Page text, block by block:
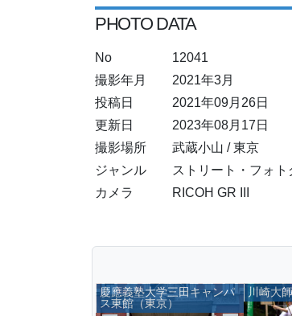
PHOTO DATA
No
12041
撮影年月
2021年3月
投稿日
2021年09月26日
更新日
2023年08月17日
撮影場所
武蔵小山 / 東京
ジャンル
ストリート・フォト
カメラ
RICOH GR III
慶應義塾大学三田キャンパ
ス東館（東京）
川崎大